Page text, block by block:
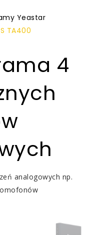
Yeastar
TA400
4
analogowych np.